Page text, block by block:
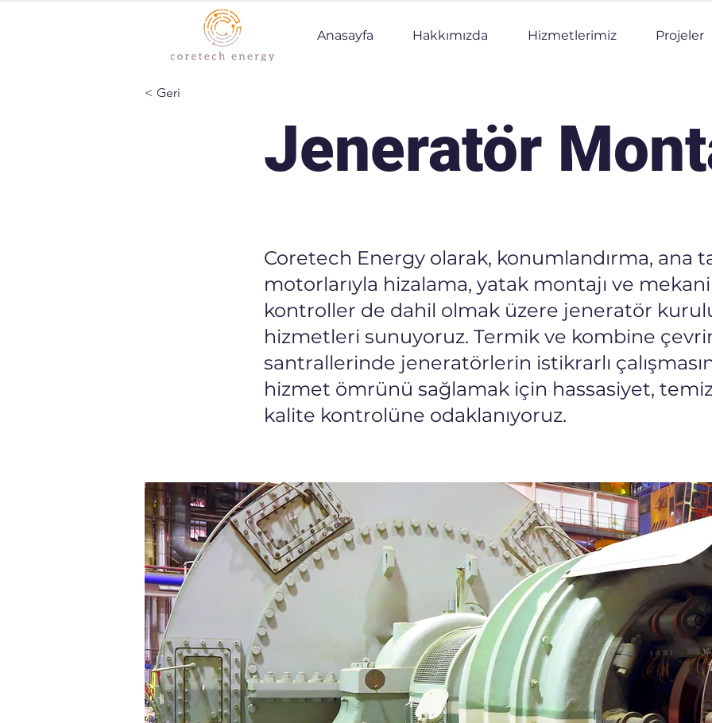
Anasayfa Hakkımızda Hizmetlerimiz Projeler
< Geri
Jeneratör
Coretech Energy olarak, konumlandırma, ana
motorlarıyla hizalama, yatak montajı ve
kontroller de dahil olmak üzere jeneratör
hizmetleri sunuyoruz. Termik ve kombine
santrallerinde jeneratörlerin istikrarlı
hizmet ömrünü sağlamak için hassasiyet,
kalite kontrolüne odaklanıyoruz.